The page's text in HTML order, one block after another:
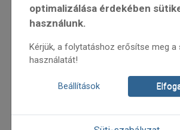
optimalizálása érdekében
használunk.
Kérjük, a folytatáshoz erősítse meg a
használatát!
Beállítások